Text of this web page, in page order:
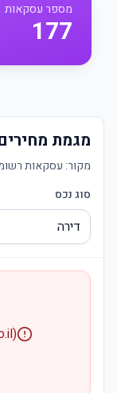
מספר עסקאות
177
מגמת
מקור: עסקאות
סוג נכס